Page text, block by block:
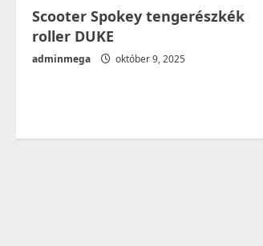
i
o
Scooter Spokey tengerészkék
roller DUKE
adminmega október 9, 2025